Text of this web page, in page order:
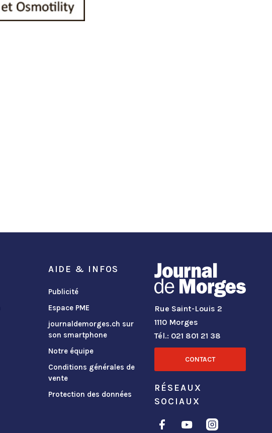
AIDE & INFOS
Publicité
Espace PME
journaldemorges.ch sur
son smartphone
Notre équipe
Conditions générales de
vente
Protection des données
Rue Saint-Louis 2
1110 Morges
Tél.: 021 801 21 38
CONTACT
RÉSEAUX
SOCIAUX